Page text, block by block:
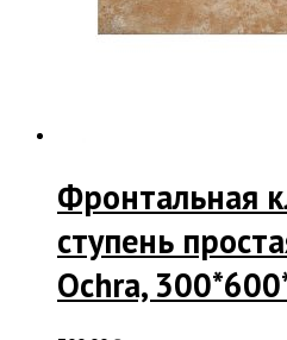
Фронтальная
ступень
Ochra,